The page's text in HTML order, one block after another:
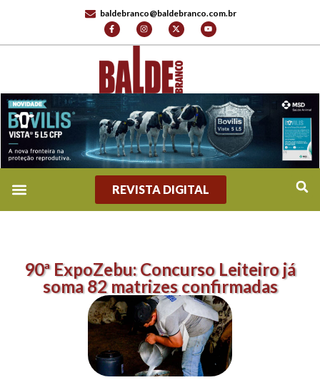
baldebranco@baldebranco.com.br
REVISTA DIGITAL
90ª ExpoZebu: Concurso Leiteiro já
soma 82 matrizes confirmadas